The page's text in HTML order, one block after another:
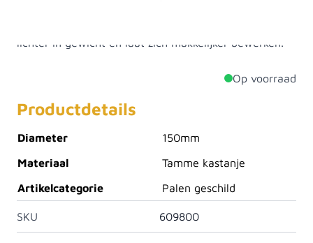
lichter in gewicht en laat zich makkelijker bewerken.
Op voorraad
Productdetails
Diameter
150mm
Materiaal
Tamme kastanje
Artikelcategorie
Palen geschild
SKU 609800